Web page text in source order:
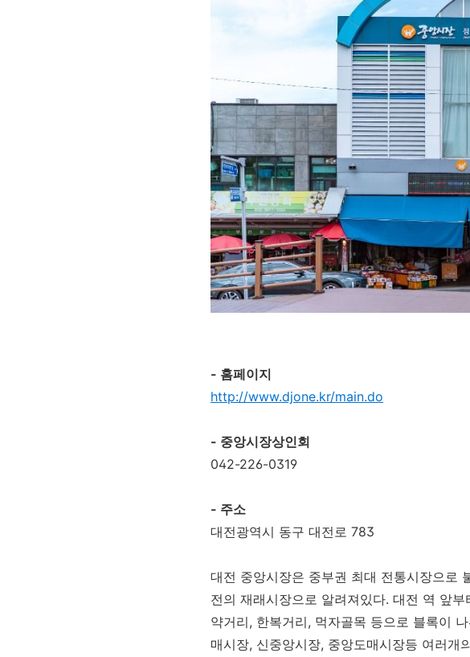
- 홈페이지
http://www.djone.kr/main.do
- 중앙시장상인회
042-226-0319
- 주소
대전광역시 동구 대전로 783
대전 중앙시장은 중부권 최대 전통시장으로
전의 재래시장으로 알려져있다. 대전 역 앞
약거리, 한복거리, 먹자골목 등으로 블록이
매시장, 신중앙시장, 중앙도매시장등 여러